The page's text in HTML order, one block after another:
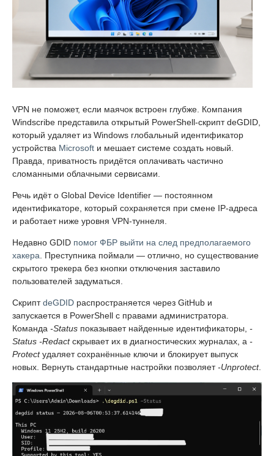
VPN не поможет, если маячок встроен глубже. Компания
Windscribe представила открытый PowerShell-скрипт deGDID,
который удаляет из Windows глобальный идентификатор
устройства Microsoft и мешает системе создать новый.
Правда, приватность придётся оплачивать частично
сломанными облачными сервисами.
Речь идёт о Global Device Identifier — постоянном
идентификаторе, который сохраняется при смене IP-адреса
и работает ниже уровня VPN-туннеля.
Недавно GDID помог ФБР выйти на след предполагаемого
хакера . Преступника поймали — отлично, но существование
скрытого трекера без кнопки отключения заставило
пользователей задуматься.
СкриптdeGDID распространяется через GitHub и
запускается в PowerShell с правами администратора.
Команда -Status показывает найденные идентификаторы, -
Status -Redactскрывает их в диагностических журналах, а -
Protectудаляет сохранённые ключи и блокирует выпуск
новых. Вернуть стандартные настройки позволяет-Unprotect.